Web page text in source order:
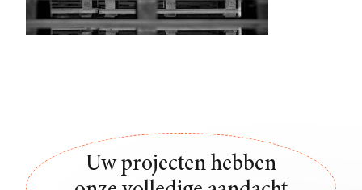
Uw projecten hebben